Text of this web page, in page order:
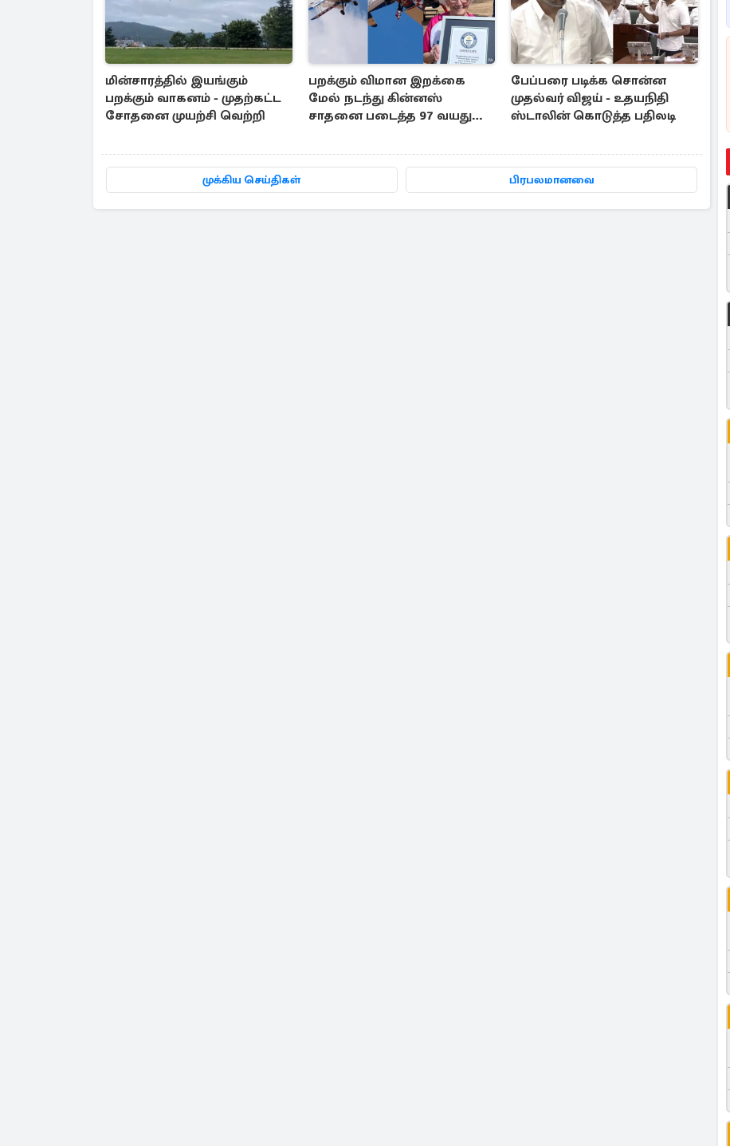
மின்சாரத்தில் இயங்கும்
பறக்கும் வாகனம் - முதற்கட்ட
சோதனை முயற்சி வெற்றி
பறக்கும் விமான இறக்கை
மேல் நடந்து கின்னஸ்
சாதனை படைத்த 97 வயது
பேப்பரை படிக்க சொன்ன
முதல்வர் விஜய் - உதயநிதி
ஸ்டாலின் கொடுத்த பதிலடி
முக்கிய செய்திகள் பிரபலமானவை